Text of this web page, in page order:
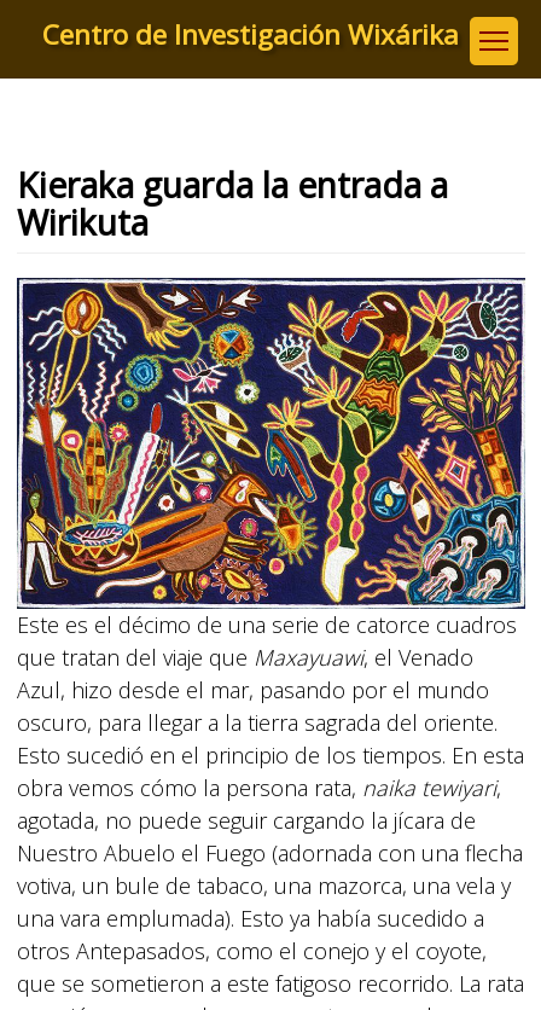
principal
Centro de Investigación Wixárika
Kieraka guarda la entrada a
Wirikuta
Este es el décimo de una serie de catorce cuadros
que tratan del viaje que Maxayuawi, el Venado
Azul, hizo desde el mar, pasando por el mundo
oscuro, para llegar a la tierra sagrada del oriente.
Esto sucedió en el principio de los tiempos. En esta
obra vemos cómo la persona rata, naika tewiyari,
agotada, no puede seguir cargando la jícara de
Nuestro Abuelo el Fuego (adornada con una flecha
votiva, un bule de tabaco, una mazorca, una vela y
una vara emplumada). Esto ya había sucedido a
otros Antepasados, como el conejo y el coyote,
que se sometieron a este fatigoso recorrido. La rata